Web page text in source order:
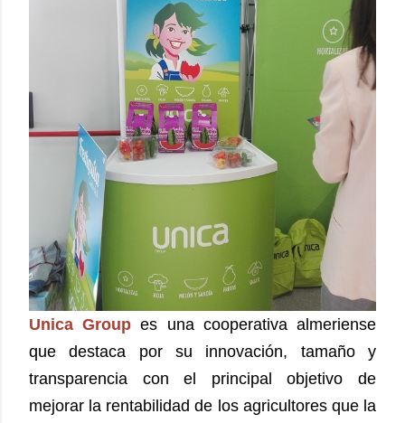
Unica Groupes una cooperativa almeriense
que destaca por su innovación, tamaño y
transparencia con el principal objetivo de
mejorar la rentabilidad de los agricultores que la